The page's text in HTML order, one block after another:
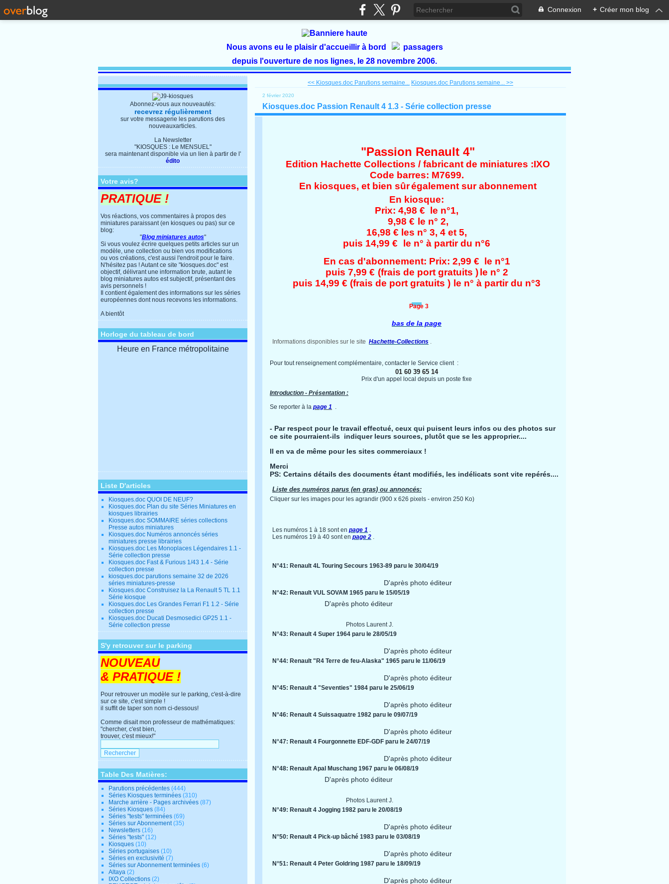
Connexion + Créer mon blog
Nous avons eu le plaisir d'accueillir à bord
passagers
depuis l'ouverture de nos lignes, le 28 novembre 2006.
Abonnez-vous aux nouveautés:
recevrez régulièrement
sur votre messagerie les parutions des
nouveauxarticles.
La Newsletter
"KIOSQUES : Le MENSUEL"
sera maintenant disponible via un lien à partir de l'
édito
Votre avis?
PRATIQUE !
Vos réactions, vos commentaires à propos des
miniatures paraissant (en kiosques ou pas) sur ce
blog:
"Blog miniatures autos"
Si vous voulez écrire quelques petits articles sur un
modèle, une collection ou bien vos modifications
ou vos créations, c'est aussi l'endroit pour le faire.
N'hésitez pas ! Autant ce site "kiosques.doc" est
objectif, délivrant une information brute, autant le
blog miniatures autos est subjectif, présentant des
avis personnels !
Il contient également des informations sur les séries
européennes dont nous recevons les informations.
A bientôt
Horloge du tableau de bord
Heure en France métropolitaine
Liste D'articles
Kiosques.doc QUOI DE NEUF?
Kiosques.doc Plan du site Séries Miniatures en
kiosques librairies
Kiosques.doc SOMMAIRE séries collections
Presse autos miniatures
Kiosques.doc Numéros annoncés séries
miniatures presse librairies
Kiosques.doc Les Monoplaces Légendaires 1.1 -
Série collection presse
Kiosques.doc Fast & Furious 1/43 1.4 - Série
collection presse
kiosques.doc parutions semaine 32 de 2026
séries miniatures-presse
Kiosques.doc Construisez la La Renault 5 TL 1.1
Série kiosque
Kiosques.doc Les Grandes Ferrari F1 1.2 - Série
collection presse
Kiosques.doc Ducati Desmosedici GP25 1.1 -
Série collection presse
S'y retrouver sur le parking
NOUVEAU
& PRATIQUE !
Pour retrouver un modèle sur le parking, c'est-à-dire
sur ce site, c'est simple !
il suffit de taper son nom ci-dessous!
Comme disait mon professeur de mathématiques:
"chercher, c'est bien,
trouver, c'est mieux!"
Table Des Matières:
Parutions précédentes (444)
Séries Kiosques terminées (310)
Marche arrière - Pages archivées (87)
Séries Kiosques (84)
Séries "tests" terminées (69)
Séries sur Abonnement(35)
Newsletters (16)
Séries "tests" (12)
Kiosques (10)
Séries portugaises (10)
Séries en exclusivité (7)
Séries sur Abonnement terminées (6)
Altaya (2)
IXO Collections (2)
<< Kiosques.doc Parutions semaine... Kiosques.doc Parutions semaine... >>
2 février 2020
Kiosques.doc Passion Renault 4 1.3 - Série collection presse
"Passion Renault 4"
Edition Hachette Collections / fabricant de miniatures :IXO
Code barres: M7699.
En kiosques, et bien sûrégalement sur abonnement
En kiosque:
Prix: 4,98 € le n°1,
9,98 € le n° 2,
16,98 € les n° 3, 4 et 5,
puis 14,99 €
le n° à partir du n°6
En cas d'abonnement: Prix: 2,99 € le n°1
puis 7,99 € (frais de port gratuits ) le n° 2
puis 14,99 € (frais de port gratuits ) le n° à partir du n°3
Page 3
bas de la page
Informations disponibles sur le site Hachette-Collections .
Pour tout renseignement complémentaire, contacter le Service client :
01 60 39 65 14
Prix d'un appel local depuis un poste fixe
Introduction - Présentation :
Se reporter à la page 1 .
- Par respect pour le travail effectué, ceux qui puisent leurs infos ou des photos sur
ce site pourraient-ils indiquer leurs sources, plutôt que se les approprier....
Il en va de même pour les sites commerciaux !
Merci
PS: Certains détails des documents étant modifiés, les indélicats sont vite repérés....
Liste des numéros parus (en gras) ou annoncés:
Cliquer sur les images pour les agrandir (900 x 626 pixels - environ 250 Ko)
Les numéros 1 à 18 sont en page 1 .
Les numéros 19 à 40 sont en page 2 .
N°41: Renault 4L Touring Secours 1963-89 paru le 30/04/19
D'après photo éditeur
N°42: Renault VUL SOVAM 1965 paru le 15/05/19
D'après photo éditeur
Photos Laurent J.
N°43: Renault 4 Super 1964 paru le 28/05/19
D'après photo éditeur
N°44: Renault "R4 Terre de feu-Alaska" 1965 paru le 11/06/19
D'après photo éditeur
N°45: Renault 4 "Seventies" 1984 paru le 25/06/19
D'après photo éditeur
N°46: Renault 4 Suissaquatre 1982 paru le 09/07/19
D'après photo éditeur
N°47: Renault 4 Fourgonnette EDF-GDF paru le 24/07/19
D'après photo éditeur
N°48: Renault Apal Muschang 1967 paru le 06/08/19
D'après photo éditeur
Photos Laurent J.
N°49: Renault 4 Jogging 1982 paru le 20/08/19
D'après photo éditeur
N°50: Renault 4 Pick-up bâché 1983 paru le 03/08/19
D'après photo éditeur
N°51: Renault 4 Peter Goldring 1987 paru le 18/09/19
D'après photo éditeur